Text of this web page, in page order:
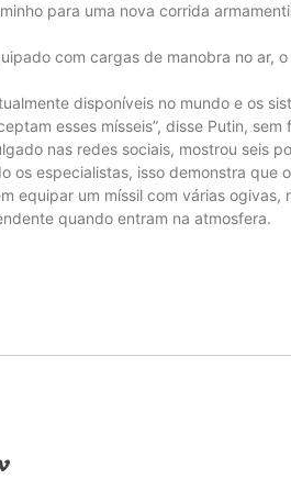
para uma nova corrida
com cargas de manobra no ar,
disponíveis no mundo e os
esses mísseis”, disse Putin,
nas redes sociais, mostrou seis
os especialistas, isso demonstra que
equipar um míssil com várias
quando entram na atmosfera.